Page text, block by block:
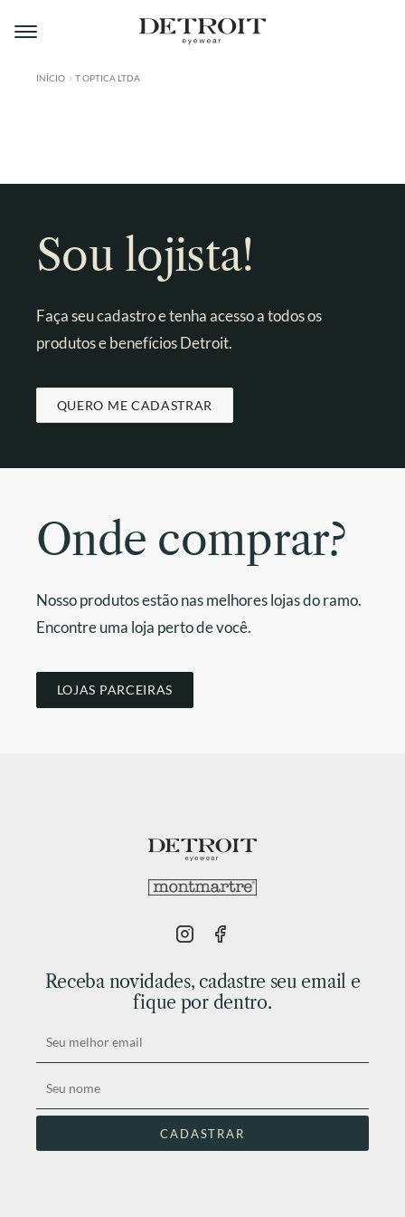
Pular
para
Pular
para
A MONTMARTRE
CONTATO
INÍCIO T OPTICA LTDA
Sou lojista!
Faça seu cadastro e tenha acesso a todos os
produtos e benefícios Detroit.
QUERO ME CADASTRAR
Onde comprar?
Nosso produtos estão nas melhores lojas do ramo.
Encontre uma loja perto de você.
LOJAS PARCEIRAS
Receba novidades, cadastre seu email e
fique por dentro.